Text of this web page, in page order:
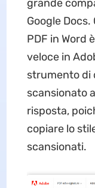
grande
Google
PDF in Word
veloce in
strumento di
scansionato
risposta,
copiare lo
scansionati.